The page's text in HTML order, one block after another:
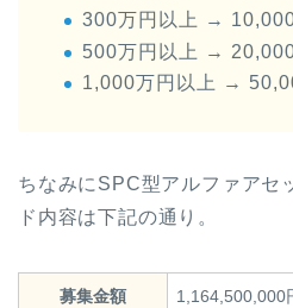
300万円以上 →
500万円以上 →
1,000万円以上 →
ちなみにSPC型アルファアセ
ド内容は下記の通り。
募集金額 1,164,500,000